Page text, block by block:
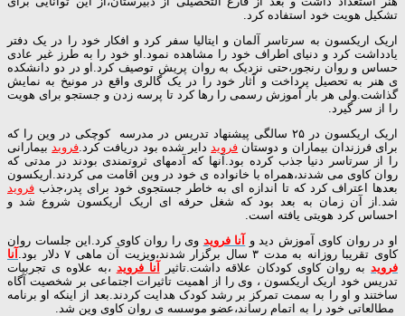
تشکیل هویت خود استفاده کرد.
اریک اریکسون به سرتاسر آلمان و ایتالیا سفر کرد و افکار خود را در یک دفتر
یادداشت کرد و دنیای اطراف خود را مشاهده نمود.او خود را به طرز غیر عادی
حساس و روان رنجور،حتی نزدیک به روان پریش توصیف کرد.او در دو دانشکده
ی هنر به تحصیل پرداخت و آثار خود را در یک گالری واقع در مونیخ به نمایش
گذاشت.ولی هر بار آموزش رسمی را رها کرد تا پرسه زدن و جستجو برای هویت
را از سر گیرد.
اریک اریکسون در ۲۵ سالگی پیشنهاد تدریس در مدرسه کوچکی در وین را که
برای فرزندان بیماران و دوستان فروید دایر شده بود دریافت کرد. فروید بیمارانی
را از سرتاسر دنیا جذب کرده بود.آنها که آدمهای ثروتمندی بودند در مدتی که
روان کاوی می شدند،همراه با خانواده ی خود در وین اقامت می کردند.اریکسون
بعدها اعتراف کرد که تا اندازه ای به خاطر جستجوی خود برای پدر،جذب فروید
شد.از آن زمان به بعد بود که شغل حرفه ای اریک اریکسون شروع شد و
احساس کرد هویتی یافته است.
او در روان کاوی آموزش دید و
آنا فروید وی را روان کاوی کرد.این جلسات روان
کاوی تقریبا روزانه به مدت ۳ سال برگزار شدند،ویزیت آن ماهی ۷ دلار بود.
آنا
فرویدبه روان کاوی کودکان علاقه داشت.تاثیر آنا فروید ،به علاوه ی تجربیات
تدریس خود اریک اریکسون ، وی را از اهمیت تاثیرات اجتماعی بر شخصیت آگاه
ساختند و او را به سمت تمرکز بر رشد کودک هدایت کردند.بعد از اینکه او برنامه
مطالعاتی خود را به اتمام رساند،عضو موسسه ی روان کاوی وین شد.